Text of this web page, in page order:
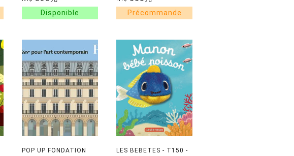
POP UP FONDATION
LES BEBETES - T150 -